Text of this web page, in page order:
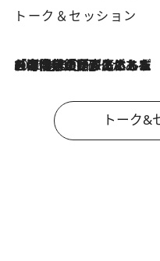
トーク＆セッション
2026.8.3
「今後値上げがあるとすれば…」「リスクがあるのは今年の冬」エネルギー専門家が語る、ホルムズ海峡封鎖が家庭にもたらす“ある心配”
トーク&